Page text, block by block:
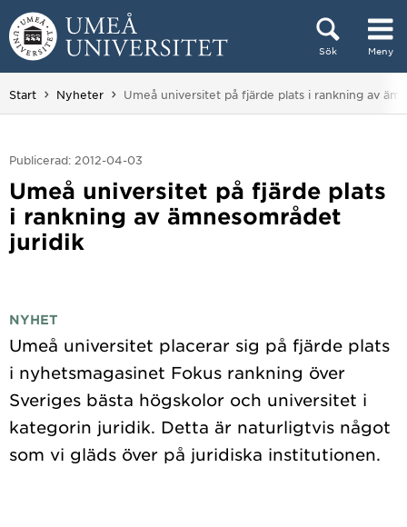
Hoppa direkt till innehållet
Sök Meny
Huvudmenyn dold.
Start Nyheter Du är här:
Umeå universitet på fjärde plats i rankning av
Publicerad: 2012-04-03
Umeå universitet på fjärde plats
i rankning av ämnesområdet
juridik
NYHET
Umeå universitet placerar sig på fjärde plats
i nyhetsmagasinet Fokus rankning över
Sveriges bästa högskolor och universitet i
kategorin juridik. Detta är naturligtvis något